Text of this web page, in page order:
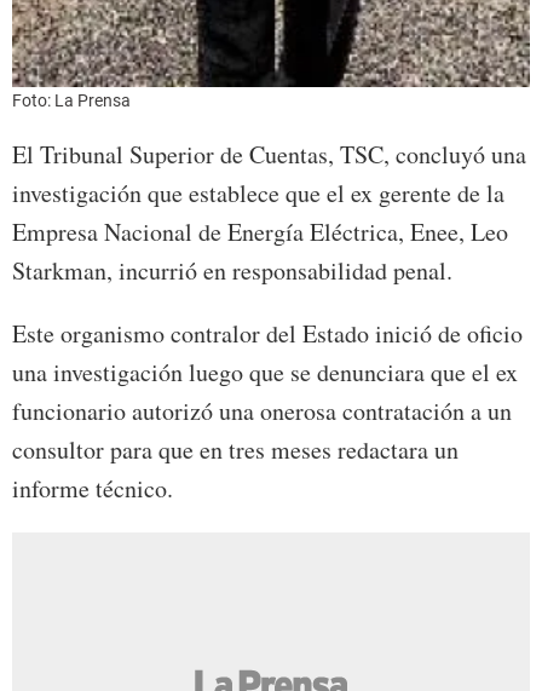
Foto: La Prensa
El Tribunal Superior de Cuentas, TSC, concluyó una
investigación que establece que el ex gerente de la
Empresa Nacional de Energía Eléctrica, Enee, Leo
Starkman, incurrió en responsabilidad penal.
Este organismo contralor del Estado inició de oficio
una investigación luego que se denunciara que el ex
funcionario autorizó una onerosa contratación a un
consultor para que en tres meses redactara un
informe técnico.